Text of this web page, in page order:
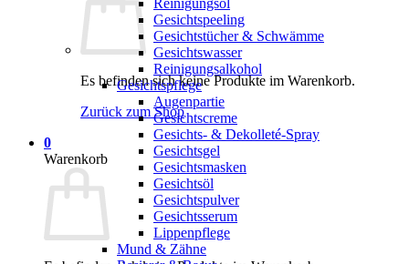
Es befinden sich keine Produkte im Warenkorb.
Zurück zum Shop
0
Warenkorb
Reinigungsöl
Gesichtspeeling
Gesichtstücher & Schwämme
Gesichtswasser
Reinigungsalkohol
Gesichtspflege
Augenpartie
Gesichtscreme
Gesichts- & Dekolleté-Spray
Gesichtsgel
Gesichtsmasken
Gesichtsöl
Gesichtspulver
Gesichtsserum
Lippenpflege
Mund & Zähne